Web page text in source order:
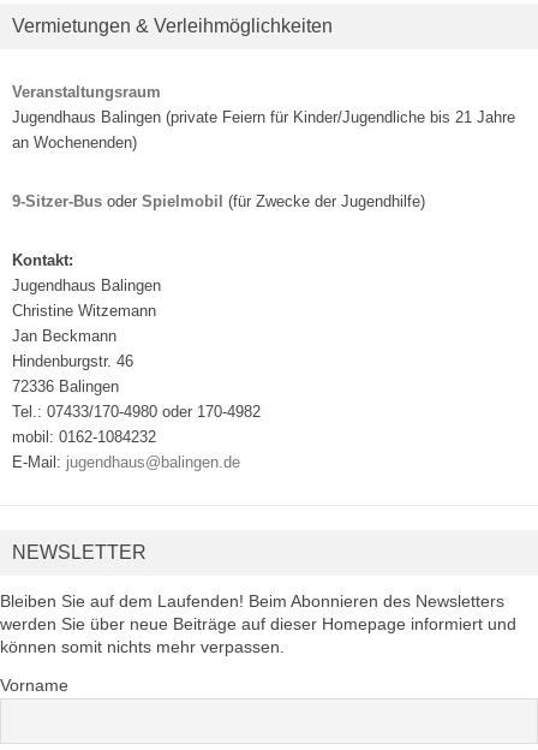
Vermietungen & Verleihmöglichkeiten
Veranstaltungsraum
Jugendhaus Balingen (private Feiern für Kinder/Jugendliche bis 21 Jahre
an Wochenenden)
9-Sitzer-Bus oder Spielmobil (für Zwecke der Jugendhilfe)
Kontakt:
Jugendhaus Balingen
Christine Witzemann
Jan Beckmann
Hindenburgstr. 46
72336 Balingen
Tel.: 07433/170-4980 oder 170-4982
mobil: 0162-1084232
E-Mail: jugendhaus@balingen.de
NEWSLETTER
Bleiben Sie auf dem Laufenden! Beim Abonnieren des Newsletters
werden Sie über neue Beiträge auf dieser Homepage informiert und
können somit nichts mehr verpassen.
Vorname